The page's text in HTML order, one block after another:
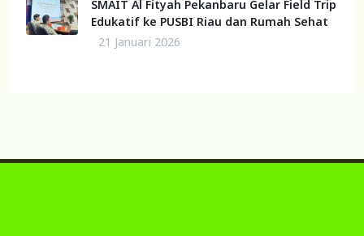
SMAIT Al Fityah Pekanbaru Gelar Field Trip
Edukatif ke PUSBI Riau dan Rumah Sehat
21 Januari 2026